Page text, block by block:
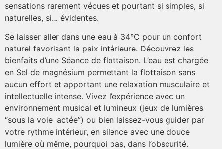
sensations rarement vécues et pourtant si simples, si
naturelles, si… évidentes.
Se laisser aller dans une eau à 34°C pour un confort
naturel favorisant la paix intérieure. Découvrez les
bienfaits d’une Séance de flottaison. L’eau est chargée
en Sel de magnésium permettant la flottaison sans
aucun effort et apportant une relaxation musculaire et
intellectuelle intense. Vivez l’expérience avec un
environnement musical et lumineux (jeux de lumières
“sous la voie lactée”) ou bien laissez-vous guider par
votre rythme intérieur, en silence avec une douce
lumière où même, pourquoi pas, dans l’obscurité.